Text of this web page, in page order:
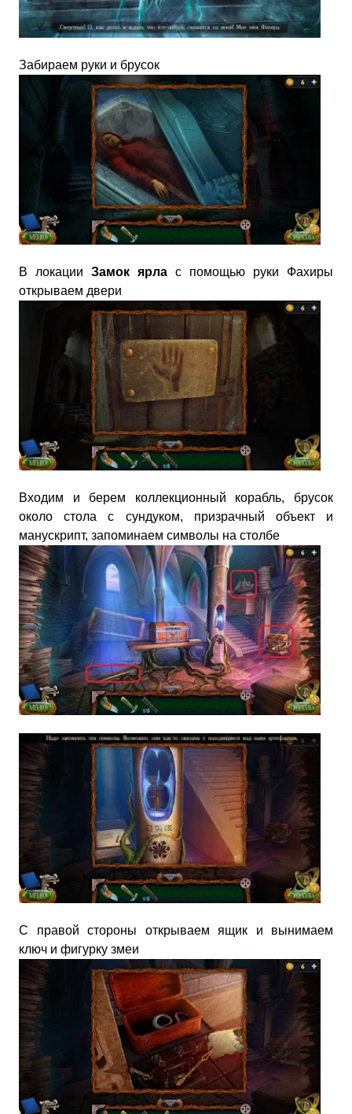
Забираем руки и брусок
В локации Замок ярла с помощью руки Фахиры
открываем двери
Входим и берем коллекционный корабль, брусок
около стола с сундуком, призрачный объект и
манускрипт, запоминаем символы на столбе
С правой стороны открываем ящик и вынимаем
ключ и фигурку змеи